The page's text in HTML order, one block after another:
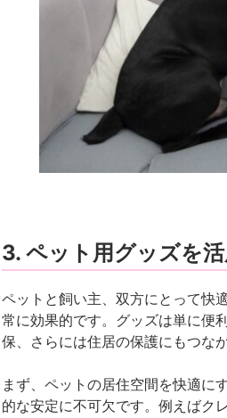
3. ペット用グッズを
ペットと飼い主、双方にとって快
常に効果的です。グッズは単に便
保、さらには住居の保護にもつなが
まず、ペットの居住空間を快適に
的な安定に不可欠です。 例えばク